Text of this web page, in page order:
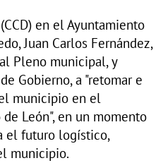
en el Ayuntamiento
Juan Carlos Fernández,
Pleno municipal, y
Gobierno, a "retomar e
municipio en el
León", en un momento
el futuro logístico,
municipio.